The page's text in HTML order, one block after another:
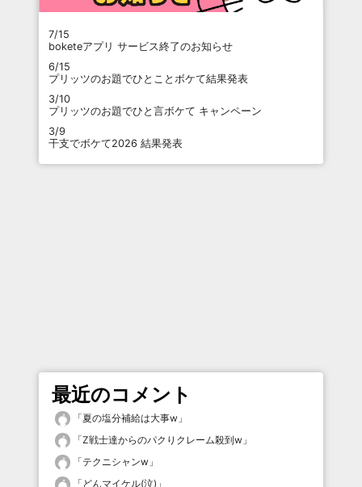
7/15
boketeアプリ サービス終了のお知らせ
6/15
プリッツのお題でひとことボケて結果発表
3/10
プリッツのお題でひと言ボケて キャンペーン
3/9
干支でボケて2026 結果発表
最近のコメント
「夏の塩分補給は大事w 」
「Z戦士達からのパクりクレーム殺到w 」
「テクニシャンw 」
「 どんマイケル(泣) 」